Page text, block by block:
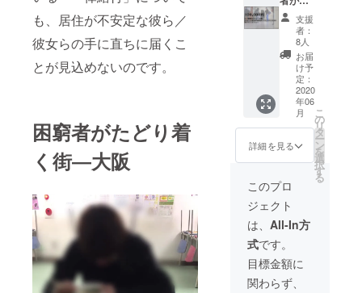
も、居住が不安定な彼ら／
彼女らの手に直ちに届くこ
とが見込めないのです。
困窮者がたどり着
く街―大阪
（PDF)
を送付
いたし
ます。
テルで
１泊、
または
２人の
困窮者
が簡易
宿所・
ゲスト
ハウス
で１泊
するこ
とがで
きま
す】 お
礼メー
ルと本
プロ
ジェク
トの実
施結果
（PDF)
の送付
支援
者：
8人
お届
け予
定：
2020
年06
月
詳細を見る
こ
の
リ
タ
ー
ン
を
選
択
す
る
このプロ
ジェクト
は、 All-In方
式です。
目標金額に
関わらず、